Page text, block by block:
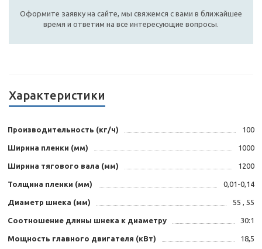
Оформите заявку на сайте, мы свяжемся с вами в ближайшее
время и ответим на все интересующие вопросы.
Характеристики
Производительность (кг/ч) 100
Ширина пленки (мм) 1000
Ширина тягового вала (мм) 1200
Толщина пленки (мм) 0,01-0,14
Диаметр шнека (мм) 55 , 55
Соотношение длины шнека к диаметру 30:1
Мощность главного двигателя (кВт) 18,5